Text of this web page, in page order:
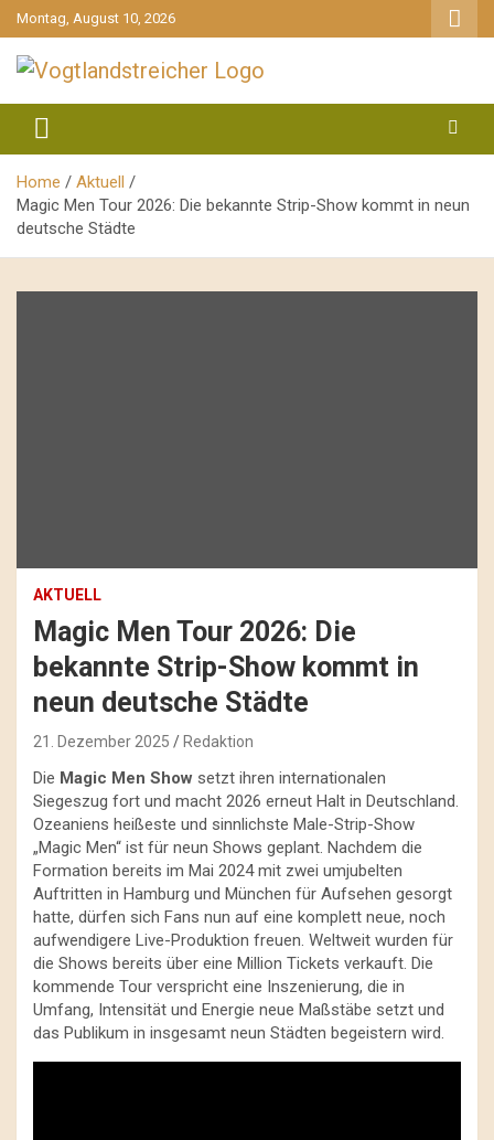
gehe
zum
Inhalt
Montag, August 10, 2026
Vogtlandstreicher
Home
Aktuell
Magic Men Tour 2026: Die bekannte Strip-Show kommt in neun
deutsche Städte
AKTUELL
Magic Men Tour 2026: Die
bekannte Strip-Show kommt in
neun deutsche Städte
21. Dezember 2025 Redaktion
Die Magic Men Show setzt ihren internationalen
Siegeszug fort und macht 2026 erneut Halt in Deutschland.
Ozeaniens heißeste und sinnlichste Male-Strip-Show
„Magic Men“ ist für neun Shows geplant. Nachdem die
Formation bereits im Mai 2024 mit zwei umjubelten
Auftritten in Hamburg und München für Aufsehen gesorgt
hatte, dürfen sich Fans nun auf eine komplett neue, noch
aufwendigere Live-Produktion freuen. Weltweit wurden für
die Shows bereits über eine Million Tickets verkauft. Die
kommende Tour verspricht eine Inszenierung, die in
Umfang, Intensität und Energie neue Maßstäbe setzt und
das Publikum in insgesamt neun Städten begeistern wird.